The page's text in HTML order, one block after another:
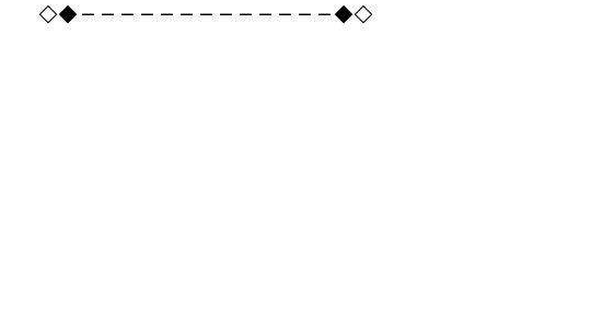
◇◆－－－－－－－－－－－－－◆◇